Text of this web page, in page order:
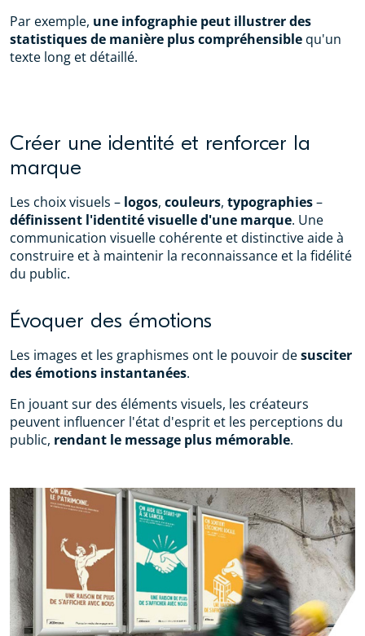
Par exemple, une infographie peut illustrer des
statistiques de manière plus compréhensible qu'un
texte long et détaillé.
Créer une identité et renforcer la
marque
Les choix visuels – logos, couleurs, typographies–
définissent l'identité visuelle d'une marque. Une
communication visuelle cohérente et distinctive aide à
construire et à maintenir la reconnaissance et la fidélité
du public.
Évoquer des émotions
Les images et les graphismes ont le pouvoir desusciter
des émotions instantanées.
En jouant sur des éléments visuels, les créateurs
peuvent influencer l'état d'esprit et les perceptions du
public, rendant le message plus mémorable.